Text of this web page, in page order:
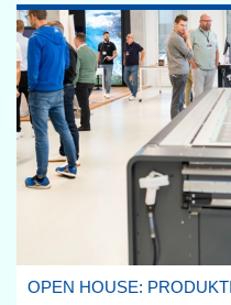
OPEN HOUSE: